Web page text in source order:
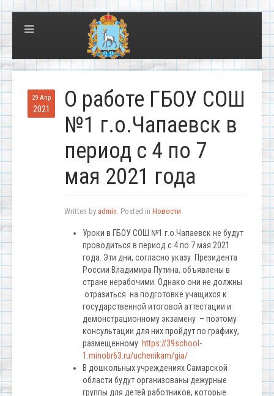
29 Апр
2021
О работе ГБОУ СОШ
№1 г.о.Чапаевск в
период с 4 по 7
мая 2021 года
Written by admin. Posted in Новости
Уроки в ГБОУ СОШ №1 г.о.Чапаевск не будут
проводиться в период с 4 по 7 мая 2021
года. Эти дни, согласно указу Президента
России Владимира Путина, объявлены в
стране нерабочими. Однако они не должны
отразиться на подготовке учащихся к
государственной итоговой аттестации и
демонстрационному экзамену – поэтому
консультации для них пройдут по графику,
размещенному https://39school-
1.minobr63.ru/uchenikam/gia/
В дошкольных учреждениях Самарской
области будут организованы дежурные
группы для детей работников, которые